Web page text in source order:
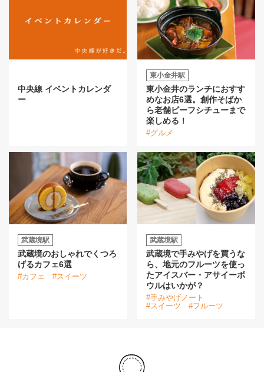
中央線 イベントカレンダ
ー
東小金井駅
東小金井のランチにおすす
めなお店6選。創作そばか
ら老舗ビーフシチューまで
楽しめる！
#グルメ
武蔵境駅
武蔵境のおしゃれでくつろ
げるカフェ6選
#カフェ #スイーツ
武蔵境駅
武蔵境で手みやげを買うな
ら、地元のフルーツを使っ
たアイスバー・アサイーボ
ウルはいかが？
#手みやげノート
#スイーツ
#フルーツ